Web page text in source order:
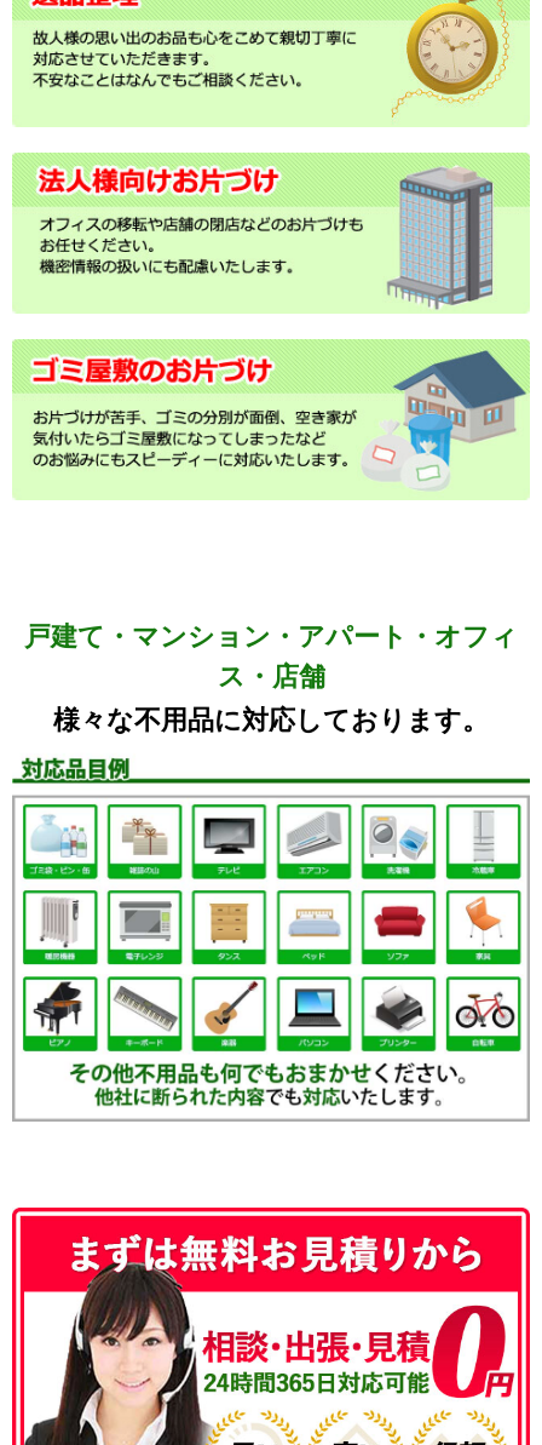
戸建て・マンション・アパート・オフィ
ス・店舗
様々な不用品に対応しております。